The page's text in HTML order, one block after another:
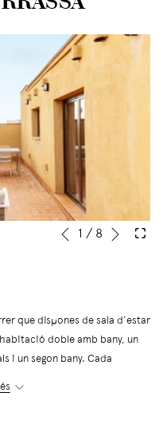
Slideshow
Clicking
Anterior
1 / 8
que dispones de sala d'estar
doble amb bany, un
i un segon bany. Cada